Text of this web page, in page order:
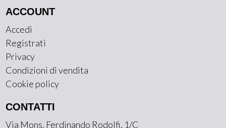
ACCOUNT
Accedi
Registrati
Privacy
Condizioni di vendita
Cookie policy
CONTATTI
Via Mons. Ferdinando Rodolfi, 1/C